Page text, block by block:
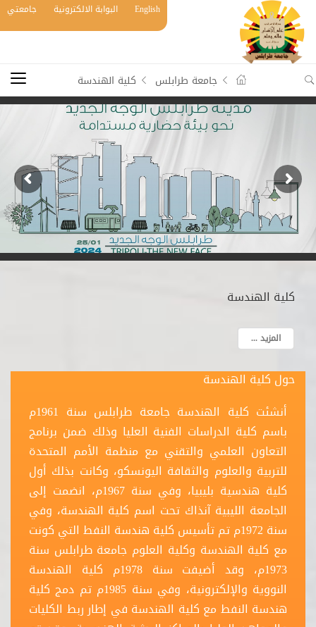
English البوابة الالكترونية جامعتي
جامعة طرابلس كلية الهندسة
كلية الهندسة
المزيد ...
حول كلية الهندسة
أنشئت كلية الهندسة جامعة طرابلس سنة 1961م
باسم كلية الدراسات الفنية العليا وذلك ضمن برنامج
التعاون العلمي والتقني مع منظمة الأمم المتحدة
للتربية والعلوم والثقافة اليونسكو، وكانت بذلك أول
كلية هندسية بليبيا، وفي سنة 1967م، انضمت إلى
الجامعة الليبية آنذاك تحت اسم كلية الهندسة، وفي
سنة 1972م تم تأسيس كلية هندسة النفط التي كونت
مع كلية الهندسة وكلية العلوم جامعة طرابلس سنة
1973م، وقد أضيفت سنة 1978م كلية الهندسة
النووية والإلكترونية، وفي سنة 1985م تم دمج كلية
هندسة النفط مع كلية الهندسة في إطار ربط الكليات